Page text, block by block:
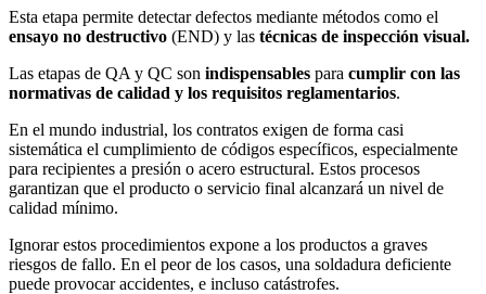
Esta etapa permite detectar defectos mediante métodos como el
ensayo no destructivo (END) y las técnicas de inspección visual.
Las etapas de QA y QC son indispensables para cumplir con las
normativas de calidad y los requisitos reglamentarios.
En el mundo industrial, los contratos exigen de forma casi
sistemática el cumplimiento de códigos específicos, especialmente
para recipientes a presión o acero estructural. Estos procesos
garantizan que el producto o servicio final alcanzará un nivel de
calidad mínimo.
Ignorar estos procedimientos expone a los productos a graves
riesgos de fallo. En el peor de los casos, una soldadura deficiente
puede provocar accidentes, e incluso catástrofes.